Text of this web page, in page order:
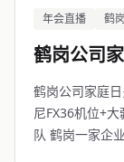
年会直播 鹤
鹤岗公司
鹤岗公司家庭
尼FX36机位+
队 鹤岗一家企